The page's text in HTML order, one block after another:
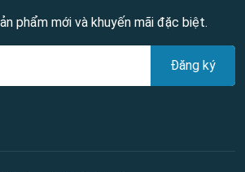
phẩm mới và khuyến mãi đặc biệt.
Đăng ký